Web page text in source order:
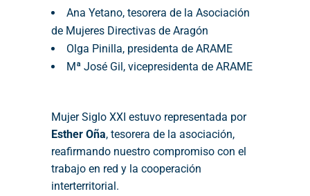
Ana Yetano, tesorera de la Asociación
de Mujeres Directivas de Aragón
Olga Pinilla, presidenta de ARAME
Mª José Gil, vicepresidenta de ARAME
Mujer Siglo XXI estuvo representada por
Esther Oña, tesorera de la asociación,
reafirmando nuestro compromiso con el
trabajo en red y la cooperación
interterritorial.